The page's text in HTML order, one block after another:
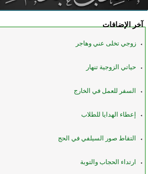
آخر الإضافات
زوجي تخلى عني وهاجر
حياتي الزوجية تنهار
السفر للعمل في الخارج
إعطاء الهدايا للطلاب
التقاط صور السيلفي في الحج
ارتداء الحجاب والتوبة